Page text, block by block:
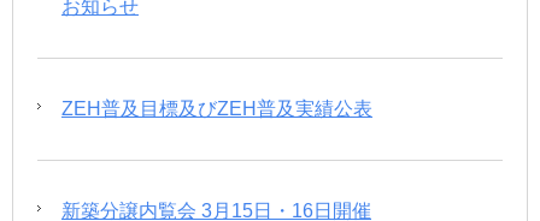
お知らせ
ZEH普及目標及びZEH普及実績公表
新築分譲内覧会 3月15日・16日開催